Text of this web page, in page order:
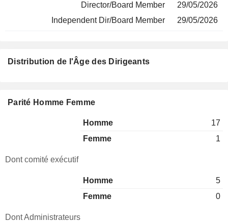
Director/Board Member
29/05/2026
Independent Dir/Board Member
29/05/2026
Distribution de l'Âge des Dirigeants
Parité Homme Femme
Homme
17
Femme
1
Dont comité exécutif
Homme
5
Femme
0
Dont Administrateurs